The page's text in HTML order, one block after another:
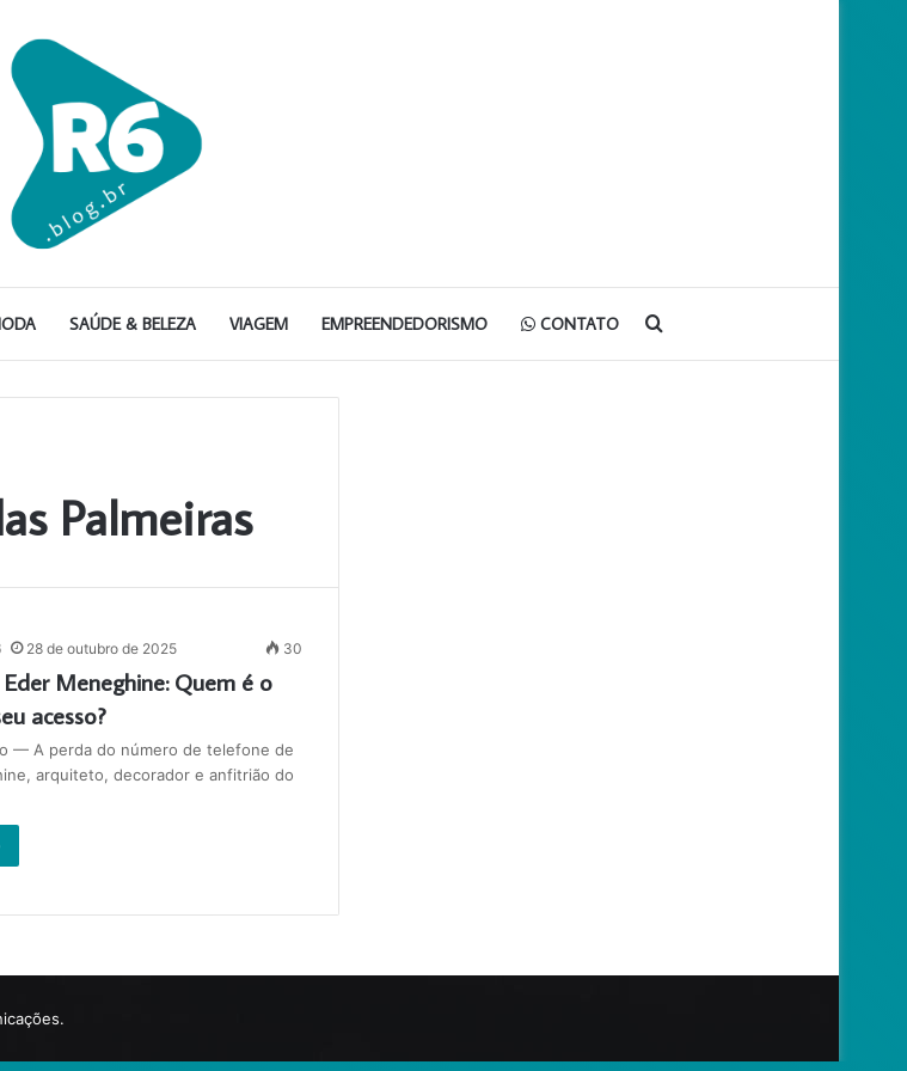
SAÚDE & BELEZA VIAGEM EMPREENDEDORISMO CONTATO Procurar
Palmeiras
28 de outubro de 2025 30
Meneghine: Quem é o
acesso?
— A perda do número de telefone de
arquiteto, decorador e anfitrião do